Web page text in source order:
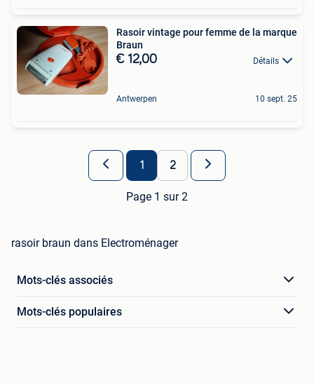
Rasoir vintage pour femme de la marque
Braun
€ 12,00 Détails
Antwerpen 10 sept. 25
1 2
Page 1 sur 2
rasoir braun dans Electroménager
Mots-clés associés
Mots-clés populaires